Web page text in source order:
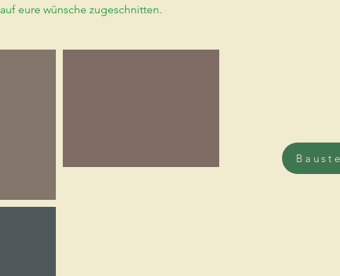
auf eure wünsche zugeschnitten.